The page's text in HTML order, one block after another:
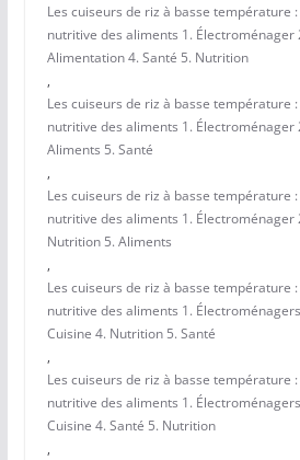
Les cuiseurs de riz à basse température
nutritive des aliments 1. Électroménager
Alimentation 4. Santé 5. Nutrition
,
Les cuiseurs de riz à basse température
nutritive des aliments 1. Électroménager
Aliments 5. Santé
,
Les cuiseurs de riz à basse température
nutritive des aliments 1. Électroménager
Nutrition 5. Aliments
,
Les cuiseurs de riz à basse température
nutritive des aliments 1.
Cuisine 4. Nutrition 5. Santé
,
Les cuiseurs de riz à basse température
nutritive des aliments 1.
Cuisine 4. Santé 5. Nutrition
,